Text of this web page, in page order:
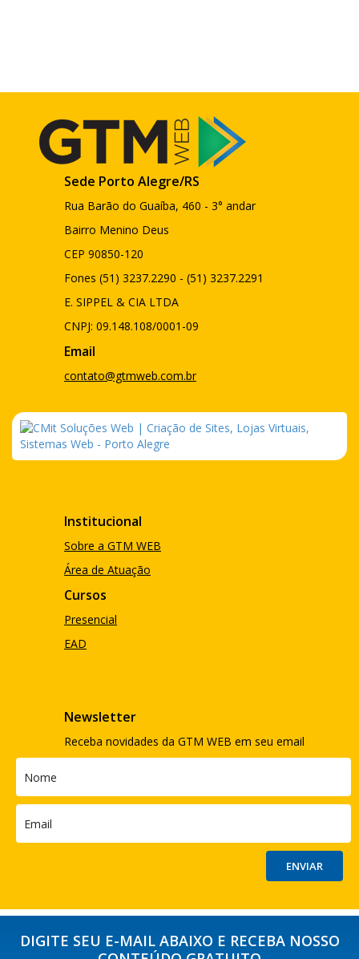
Sede Porto Alegre/RS
Rua Barão do Guaíba, 460 - 3° andar
Bairro Menino Deus
CEP 90850-120
Fones (51) 3237.2290 - (51) 3237.2291
E. SIPPEL & CIA LTDA
CNPJ: 09.148.108/0001-09
Email
contato@gtmweb.com.br
Institucional
Sobre a GTM WEB
Área de Atuação
Cursos
Presencial
EAD
Newsletter
Receba novidades da GTM WEB em seu email
DIGITE SEU E-MAIL ABAIXO E RECEBA NOSSO